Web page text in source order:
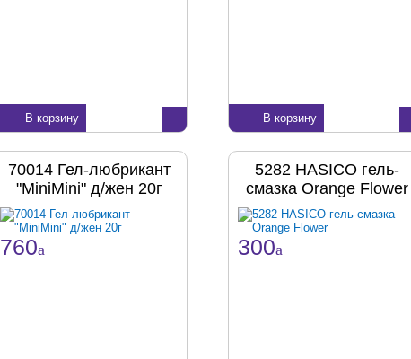
В корзину В корзину
70014 Гел-любрикант
"MiniMini" д/жен 20г
760a
5282 HASICO гель-
смазка Orange Flower
300a